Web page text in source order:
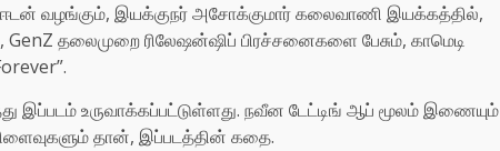
ஈடன் வழங்கும், இயக்குநர் அசோக்குமார் கலைவாணி இயக்கத்தில்,
GenZ தலைமுறை ரிலேஷன்ஷிப் பிரச்சனைகளை பேசும், காமெடி
உருவாக்கப்பட்டுள்ளது. நவீன டேட்டிங் ஆப் மூலம் இணையும்
தான், இப்படத்தின் கதை.